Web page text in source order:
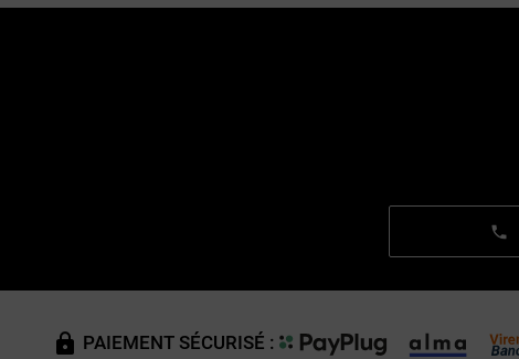
PAIEMENT SÉCURISÉ :